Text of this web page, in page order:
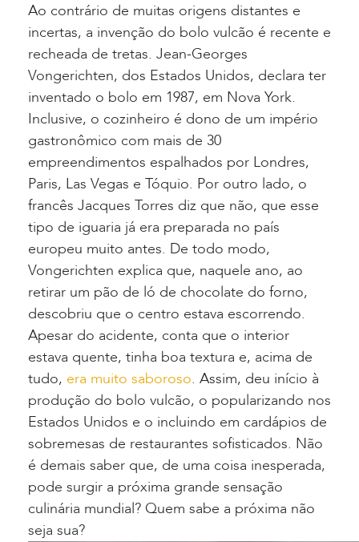
Ao contrário de muitas origens distantes e
incertas, a invenção do bolo vulcão é recente e
recheada de tretas. Jean-Georges
Vongerichten, dos Estados Unidos, declara ter
inventado o bolo em 1987, em Nova York.
Inclusive, o cozinheiro é dono de um império
gastronômico com mais de 30
empreendimentos espalhados por Londres,
Paris, Las Vegas e Tóquio. Por outro lado, o
francês Jacques Torres diz que não, que esse
tipo de iguaria já era preparada no país
europeu muito antes. De todo modo,
Vongerichten explica que, naquele ano, ao
retirar um pão de ló de chocolate do forno,
descobriu que o centro estava escorrendo.
Apesar do acidente, conta que o interior
estava quente, tinha boa textura e, acima de
tudo, era muito saboroso. Assim, deu início à
produção do bolo vulcão, o popularizando nos
Estados Unidos e o incluindo em cardápios de
sobremesas de restaurantes sofisticados. Não
é demais saber que, de uma coisa inesperada,
pode surgir a próxima grande sensação
culinária mundial? Quem sabe a próxima não
seja sua?